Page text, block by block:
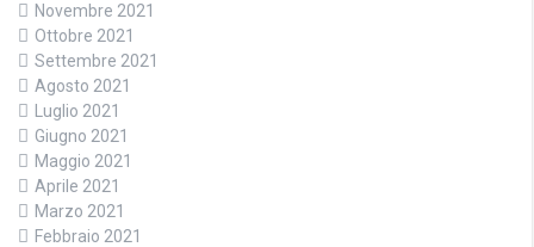
Novembre 2021
Ottobre 2021
Settembre 2021
Agosto 2021
Luglio 2021
Giugno 2021
Maggio 2021
Aprile 2021
Marzo 2021
Febbraio 2021